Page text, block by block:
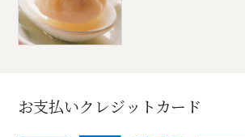
お支払いクレジットカード